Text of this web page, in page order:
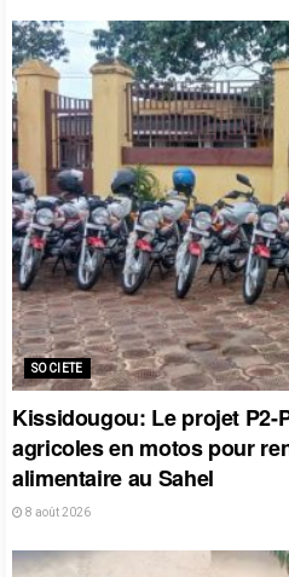
SOCIETE
Kissidougou: Le projet P2-
agricoles en motos pour
alimentaire au Sahel
8 août 2026